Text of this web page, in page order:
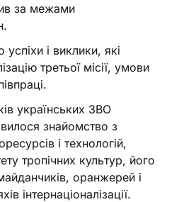
за межами
і виклики, які
третьої місії, умови
українських ЗВО
знайомство з
і технологій,
тропічних культур, його
оранжерей і
інтернаціоналізації.